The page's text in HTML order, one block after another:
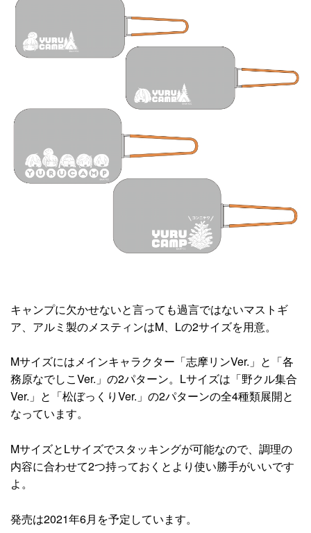
キャンプに欠かせないと言っても過言ではないマストギ
ア、アルミ製のメスティンはM、Lの2サイズを用意。
Mサイズにはメインキャラクター「志摩リンVer.」と「各
務原なでしこVer.」の2パターン。Lサイズは「野クル集合
Ver.」と「松ぼっくりVer.」の2パターンの全4種類展開と
なっています。
MサイズとLサイズでスタッキングが可能なので、調理の
内容に合わせて2つ持っておくとより使い勝手がいいです
よ。
発売は2021年6月を予定しています。